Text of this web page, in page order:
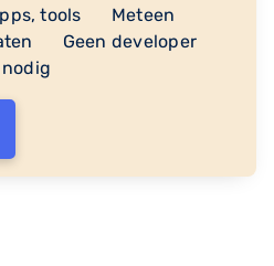
tools
Meteen
Geen developer
nodig